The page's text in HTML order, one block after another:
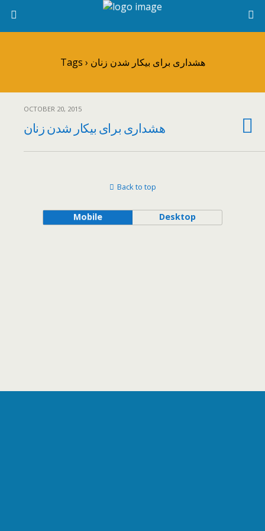
Tags › هشداری برای بیکار شدن زنان
OCTOBER 20, 2015
هشداری برای بیکار شدن زنان
Back to top
Mobile Desktop